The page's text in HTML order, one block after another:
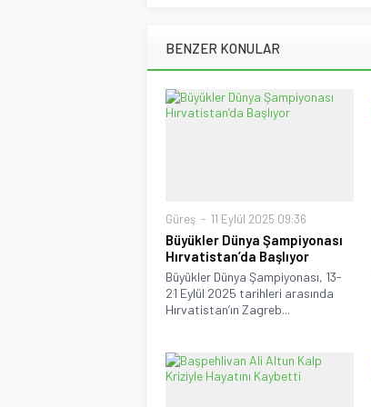
BENZER KONULAR
Güreş 11 Eylül 2025 09:36
Büyükler Dünya Şampiyonası
Hırvatistan’da Başlıyor
Büyükler Dünya Şampiyonası, 13-
21 Eylül 2025 tarihleri arasında
Hırvatistan’ın Zagreb...